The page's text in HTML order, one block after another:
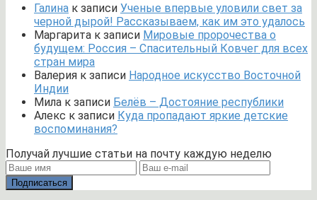
Галина к записи Ученые впервые уловили свет за
черной дырой! Рассказываем, как им это удалось
Маргарита к записи Мировые пророчества о
будущем: Россия – Спасительный Ковчег для всех
стран мира
Валерия к записи Народное искусство Восточной
Индии
Мила к записи Белёв – Достояние республики
Алекс к записи Куда пропадают яркие детские
воспоминания?
Получай лучшие статьи на почту каждую неделю
Подписаться